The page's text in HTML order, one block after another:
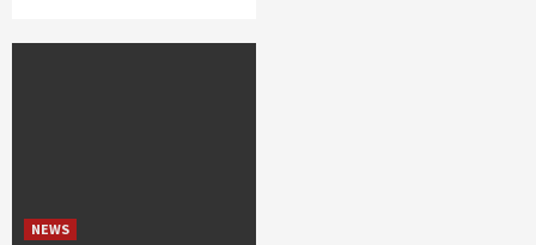
NEWS